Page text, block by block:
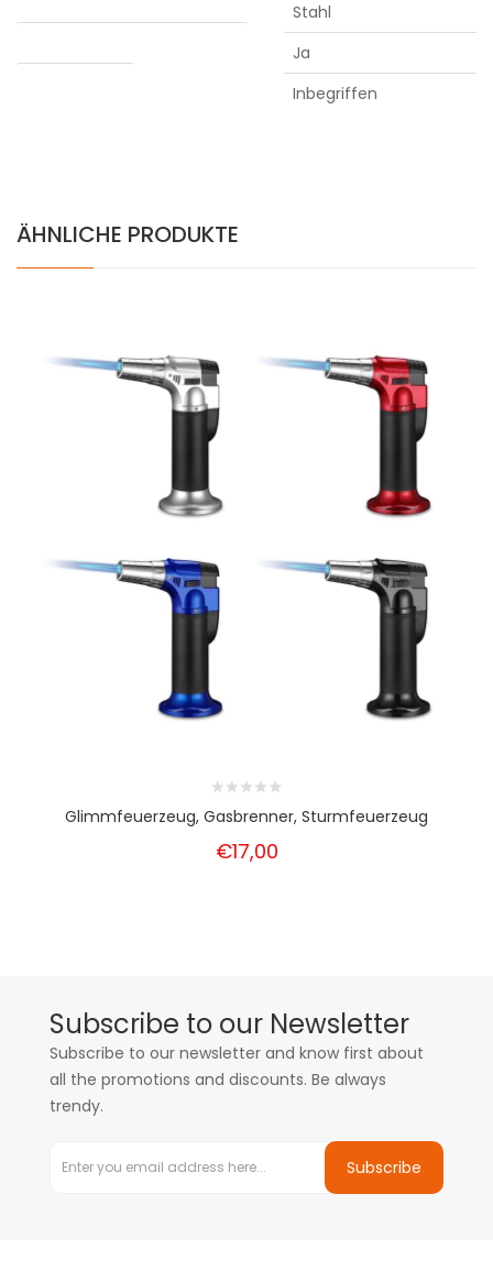
Stahl
Ja
Inbegriffen
ÄHNLICHE PRODUKTE
Glimmfeuerzeug, Gasbrenner, Sturmfeuerzeug
€17,00
Subscribe to our Newsletter
Subscribe to our newsletter and know first about
all the promotions and discounts. Be always
trendy.
Subscribe